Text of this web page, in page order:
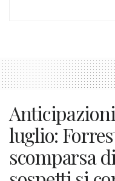
luglio:
scomparsa